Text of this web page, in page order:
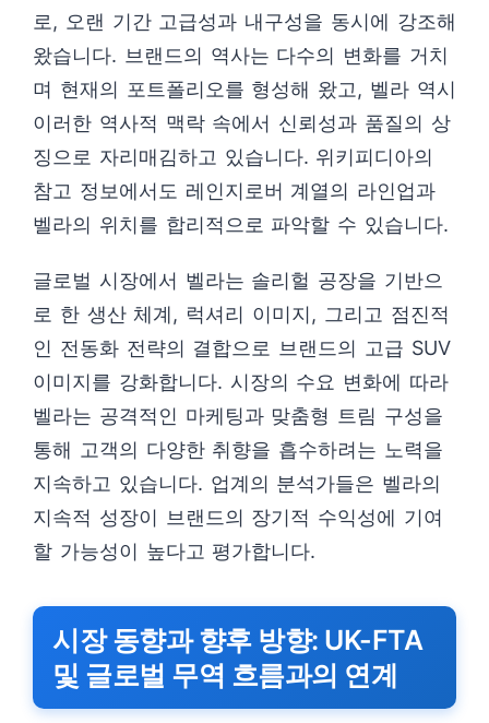
로, 오랜 기간 고급성과 내구성을 동시에 강조해
왔습니다. 브랜드의 역사는 다수의 변화를 거치
며 현재의 포트폴리오를 형성해 왔고, 벨라 역시
이러한 역사적 맥락 속에서 신뢰성과 품질의 상
징으로 자리매김하고 있습니다. 위키피디아의
참고 정보에서도 레인지로버 계열의 라인업과
벨라의 위치를 합리적으로 파악할 수 있습니다.
글로벌 시장에서 벨라는 솔리헐 공장을 기반으
로 한 생산 체계, 럭셔리 이미지, 그리고 점진적
인 전동화 전략의 결합으로 브랜드의 고급 SUV
이미지를 강화합니다. 시장의 수요 변화에 따라
벨라는 공격적인 마케팅과 맞춤형 트림 구성을
통해 고객의 다양한 취향을 흡수하려는 노력을
지속하고 있습니다. 업계의 분석가들은 벨라의
지속적 성장이 브랜드의 장기적 수익성에 기여
할 가능성이 높다고 평가합니다.
시장 동향과 향후 방향: UK-FTA
및 글로벌 무역 흐름과의 연계